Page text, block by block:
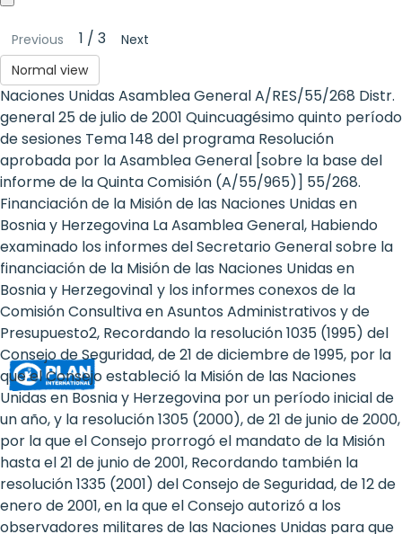
Plan
International
-
Girls'
Rights
Platform
-
Girls'
rights
are
human
rights:
Positioning
girls
at
Previous 1 / 3
Next
Normal view
Naciones Unidas Asamblea General A/RES/55/268 Distr.
general 25 de julio de 2001 Quincuagésimo quinto período
de sesiones Tema 148 del programa Resolución
aprobada por la Asamblea General [sobre la base del
informe de la Quinta Comisión (A/55/965)] 55/268.
Financiación de la Misión de las Naciones Unidas en
Bosnia y Herzegovina La Asamblea General, Habiendo
examinado los informes del Secretario General sobre la
financiación de la Misión de las Naciones Unidas en
Bosnia y Herzegovina1 y los informes conexos de la
Comisión Consultiva en Asuntos Administrativos y de
Presupuesto2, Recordando la resolución 1035 (1995) del
Consejo de Seguridad, de 21 de diciembre de 1995, por la
que el Consejo estableció la Misión de las Naciones
Unidas en Bosnia y Herzegovina por un período inicial de
un año, y la resolución 1305 (2000), de 21 de junio de 2000,
por la que el Consejo prorrogó el mandato de la Misión
hasta el 21 de junio de 2001, Recordando también la
resolución 1335 (2001) del Consejo de Seguridad, de 12 de
enero de 2001, en la que el Consejo autorizó a los
observadores militares de las Naciones Unidas para que